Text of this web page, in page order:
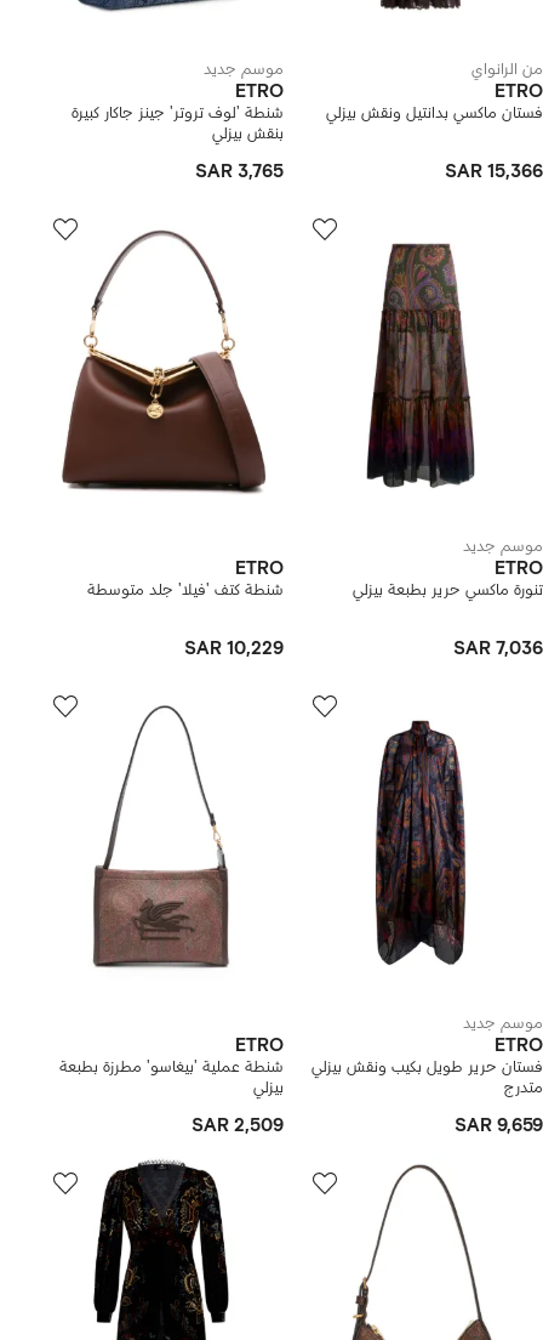
من الرانواي
ETRO
فستان ماكسي بدانتيل ونقش بيزلي
SAR 15,366
موسم جديد
ETRO
شنطة 'لوف تروتر' جينز جاكار كبيرة
بنقش بيزلي
SAR 3,765
موسم جديد
ETRO
تنورة ماكسي حرير بطبعة بيزلي
SAR 7,036
ETRO
شنطة كتف 'فيلا' جلد متوسطة
SAR 10,229
موسم جديد
ETRO
فستان حرير طويل بكيب ونقش بيزلي
متدرج
SAR 9,659
ETRO
شنطة عملية 'بيغاسو' مطرزة بطبعة
بيزلي
SAR 2,509